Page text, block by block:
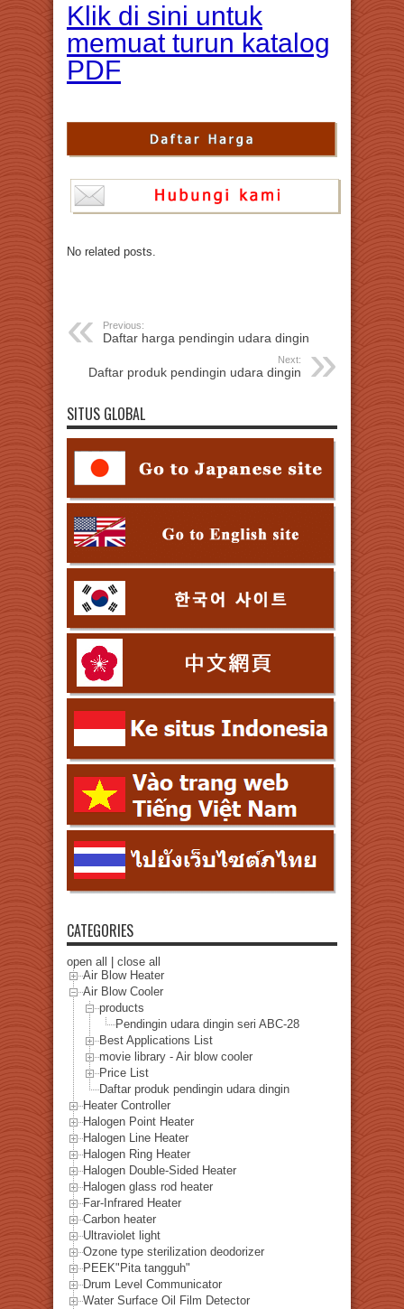
Klik di sini untuk
memuat turun katalog
PDF
No related posts.
Previous:
Daftar harga pendingin udara dingin
Next:
Daftar produk pendingin udara dingin
SITUS GLOBAL
CATEGORIES
open all
close all
Air Blow Heater
Air Blow Cooler
products
Pendingin udara dingin seri ABC-28
Best Applications List
movie library - Air blow cooler
Price List
Daftar produk pendingin udara dingin
Heater Controller
Halogen Point Heater
Halogen Line Heater
Halogen Ring Heater
Halogen Double-Sided Heater
Halogen glass rod heater
Far-Infrared Heater
Carbon heater
Ultraviolet light
Ozone type sterilization deodorizer
PEEK"Pita tangguh"
Drum Level Communicator
Water Surface Oil Film Detector